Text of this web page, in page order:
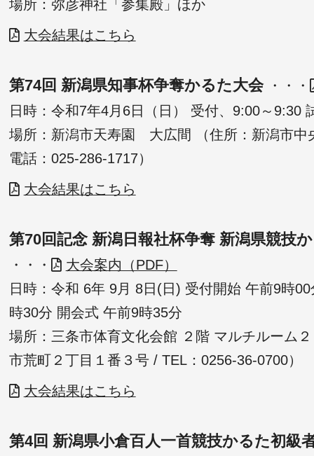
場所：弥彦神社「参集殿」ほか
大会結果はこちら
第74回 新潟県知事杯争奪かるた大会
・・・
日時：令和7年4月6日（日） 受付、9:00～9:30
場所：新潟市天寿園 大広間 （住所：新潟市
電話：025-286-1717）
大会結果はこちら
第70回記念 新潟日報社杯争奪 新潟県競技
・・・
大会案内（PDF）
日時：令和 6年 9月 8日(日) 受付開始 午前9時
時30分 開会式 午前9時35分
場所：三条市体育文化会館 ２階 マルチルーム
市荒町２丁目１番３号 / TEL：0256-36-0700）
大会結果はこちら
第4回 新潟県小倉百人一首競技かるた初級